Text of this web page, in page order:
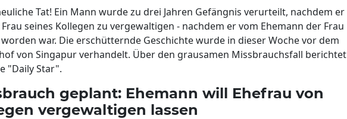
Tat! Ein Mann wurde zu drei Jahren Gefängnis verurteilt, nachdem er
seines Kollegen zu vergewaltigen - nachdem er vom Ehemann der Frau
war. Die erschütternde Geschichte wurde in dieser Woche vor dem
von Singapur verhandelt. Über den grausamen Missbrauchsfall berichtet
"Daily Star".
geplant: Ehemann will Ehefrau von
vergewaltigen lassen